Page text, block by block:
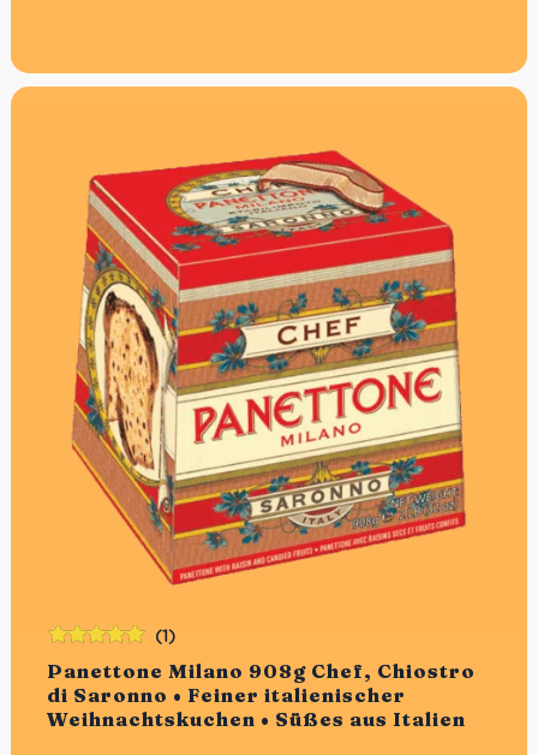
Panettone Milano 908g Chef, Chiostro
di Saronno • Feiner italienischer
Weihnachtskuchen • Süßes aus Italien
(1)
Bewertet
mit5.00von
5